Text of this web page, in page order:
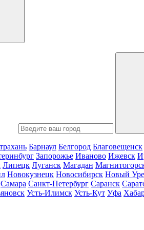
Барнаул Белгород Благовещенск
Запорожье Иваново Ижевск
Липецк Луганск Магадан
Новокузнецк Новосибирск Новый
Самара Санкт-Петербург Саранск
Усть-Илимск Усть-Кут Уфа